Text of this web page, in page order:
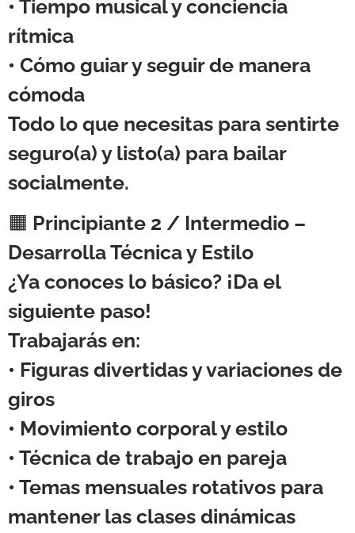
• Tiempo musical y conciencia
rítmica
• Cómo guiar y seguir de manera
cómoda
Todo lo que necesitas para sentirte
seguro(a) y listo(a) para bailar
socialmente.
🟧 Principiante 2 / Intermedio –
Desarrolla Técnica y Estilo
¿Ya conoces lo básico? ¡Da el
siguiente paso!
Trabajarás en:
• Figuras divertidas y variaciones de
giros
• Movimiento corporal y estilo
• Técnica de trabajo en pareja
• Temas mensuales rotativos para
mantener las clases dinámicas